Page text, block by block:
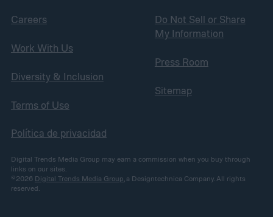
Careers
Work With Us
Diversity & Inclusion
Terms of Use
Política de privacidad
Do Not Sell or Share
My Information
Press Room
Sitemap
Digital Trends Media Group may earn a commission when you buy through
links on our sites.
©2026 Digital Trends Media Group, a Designtechnica Company. All rights
reserved.